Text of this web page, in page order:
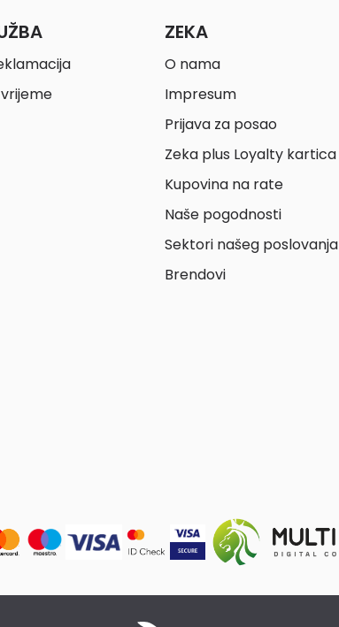
ZEKA
O nama
Impresum
Prijava za posao
Zeka plus Loyalty kartica
Kupovina na rate
Naše pogodnosti
Sektori našeg poslovanja
Brendovi